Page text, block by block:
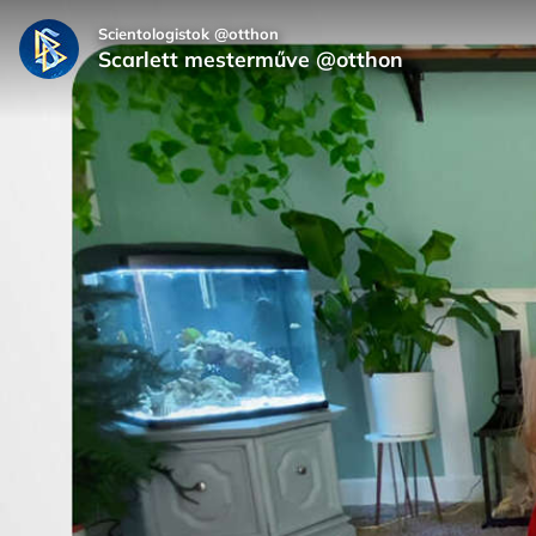
Scientologistok @otthon
Scarlett mesterműve @otthon